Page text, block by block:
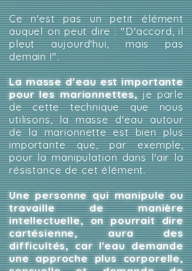
Ce n'est pas un petit élément
auquel on peut dire : "D'accord, il
pleut aujourd'hui, mais pas
demain !".
La masse d'eau est importante
pour les marionnettes,je parle
de cette technique que nous
utilisons, la masse d'eau autour
de la marionnette est bien plus
importante que, par exemple,
pour la manipulation dans l'air la
résistance de cet élément.
Une personne qui manipule ou
travaille de manière
intellectuelle, on pourrait dire
cartésienne, aura des
difficultés, car l'eau demande
une approche plus corporelle,